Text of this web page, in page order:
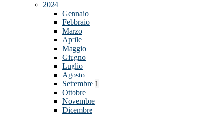
2024
Gennaio
Febbraio
Marzo
Aprile
Maggio
Giugno
Luglio
Agosto
Settembre 1
Ottobre
Novembre
Dicembre